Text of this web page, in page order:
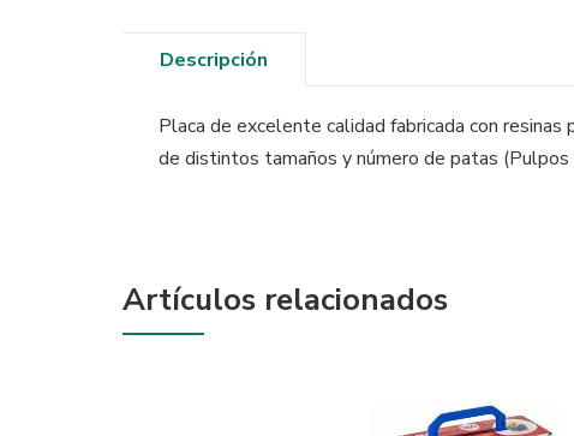
Descripción
Placa de excelente calidad fabricada con
de distintos tamaños y número de patas
Artículos relacionados